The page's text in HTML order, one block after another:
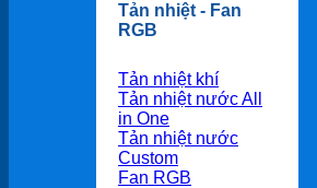
Tản nhiệt - Fan
RGB
Tản nhiệt khí
Tản nhiệt nước All
in One
Tản nhiệt nước
Custom
Fan RGB